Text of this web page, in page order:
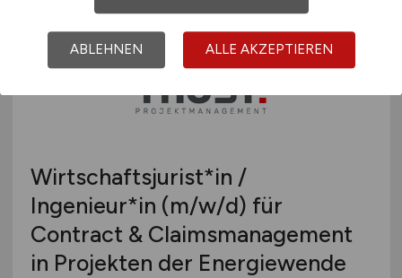
Wirtschaftsjurist*in /
Ingenieur*in (m/w/d) für
Contract & Claimsmanagement
in Projekten der Energiewende
ABLEHNEN ALLE AKZEPTIEREN